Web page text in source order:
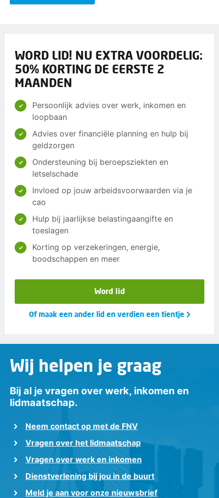
WORD LID! NU EXTRA VOORDELIG:
50% KORTING DE EERSTE 2
MAANDEN
Persoonlijk advies over werk, inkomen en
loopbaan
Advies over financiële planning en hulp bij
geldzorgen
Ondersteuning bij beroepsziekten en
letselschade
Invloed op jouw arbeidsvoorwaarden via je
cao
Hulp bij jaarlijkse belastingaangifte en
toeslagen
Korting op verzekeringen, energie,
boodschappen en meer
Word lid
Of maak een ander lid en verdien een tientje
Wij helpen je graag
Bij al je vragen over werk, inkomen en
lidmaatschap.
Neem contact op met de FNV
Vragen over het lidmaatschap
Vragen over werk en inkomen
Dienstverlening bij jou in de buurt
Meld je aan voor onze nieuwsbrief